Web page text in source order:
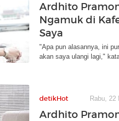
Ardhito
Ngamuk di
Saya
"Apa pun alasannya, ini
akan saya ulangi lagi,"
detikHot Rabu, 22
Ardhito